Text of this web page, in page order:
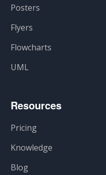
Posters
Flyers
Flowcharts
UML
Resources
Pricing
Knowledge
Blog